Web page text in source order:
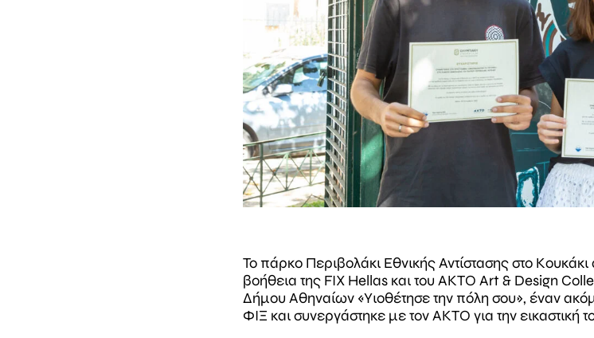
Το πάρκο Περιβολάκι Εθνικής Αντίστασης στο
βοήθεια της FIX Hellas και του ΑΚΤΟ Art & Design
Δήμου Αθηναίων «Υιοθέτησε την πόλη σου», έναν
ΦΙΞ και συνεργάστηκε με τον ΑΚΤΟ για την εικαστική